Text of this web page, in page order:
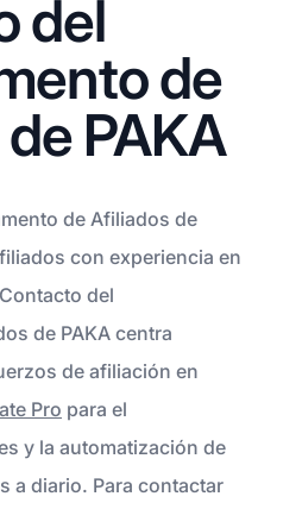
del
de
PAKA
de Afiliados de
con experiencia en
del
de PAKA centra
de afiliación en
Pro para el
y la automatización de
a diario. Para contactar